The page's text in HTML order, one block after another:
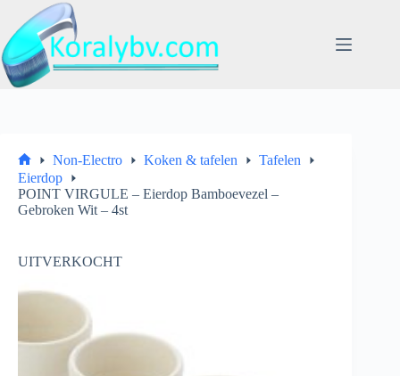
naar
de
inhoud
Home
Non-Electro Koken & tafelen
Tafelen
Eierdop
POINT VIRGULE – Eierdop Bamboevezel –
Gebroken Wit – 4st
UITVERKOCHT